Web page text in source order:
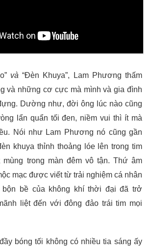
và “Đèn Khuya”, Lam Phương thấm
và những cơ cực mà mình và gia đình
Dường như, đời ông lúc nào cũng
lẩn quẩn tối đen, niềm vui thì ít mà
Nói như Lam Phương nó cũng gần
khuya thỉnh thoảng lóe lên trong tim
trong màn đêm vô tận. Thứ âm
mạc được viết từ trải nghiệm cá nhân
bề của không khí thời đại đã trở
liệt đến với đông đảo trái tim mọi
bóng tối không có nhiều tia sáng ấy